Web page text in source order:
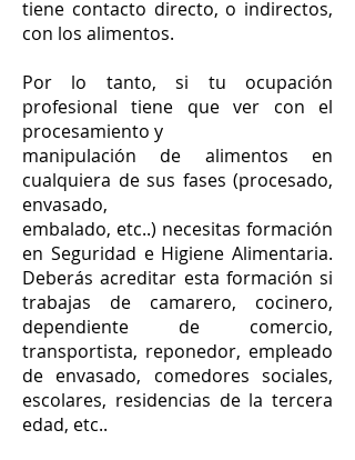
tiene contacto directo, o indirectos,
con los alimentos.
Por lo tanto, si tu ocupación
profesional tiene que ver con el
procesamiento y
manipulación de alimentos en
cualquiera de sus fases (procesado,
envasado,
embalado, etc..) necesitas formación
en Seguridad e Higiene Alimentaria.
Deberás acreditar esta formación si
trabajas de camarero, cocinero,
dependiente de comercio,
transportista, reponedor, empleado
de envasado, comedores sociales,
escolares, residencias de la tercera
edad, etc..